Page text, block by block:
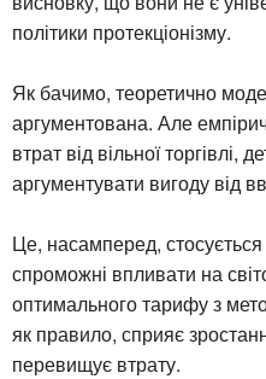
політики протекціонізму.
Як бачимо, теоретично
аргументована. Але
втрат від вільної торгівлі,
аргументувати вигоду від
Це, насамперед, стосується
спроможні впливати на
оптимального тарифу з
як правило, сприяє
перевищує втрату.